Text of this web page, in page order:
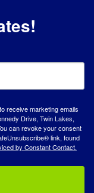
receive marketing emails
Drive, Twin Lakes,
can revoke your consent
link, found
by Constant Contact.